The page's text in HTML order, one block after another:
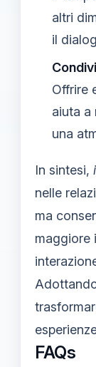
altri
il
Offrire
aiuta a
una
In sintesi,
nelle
ma
maggiore
FAQs